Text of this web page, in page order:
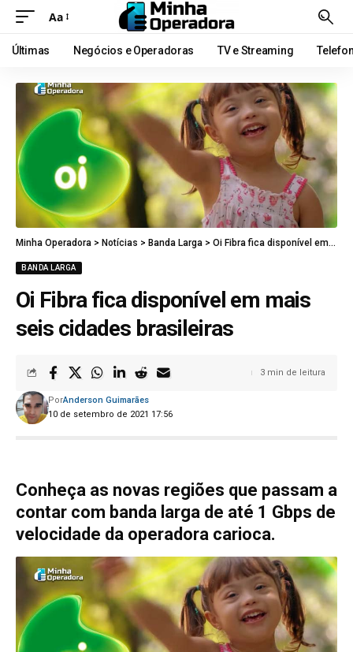
Aa
Últimas Negócios e Operadoras TV e Streaming
Minha Operadora > Notícias > Banda Larga > Oi Fibra fica disponível em mais seis cidades brasileiras
BANDA LARGA
Oi Fibra fica disponível em mais
seis cidades brasileiras
10 de setembro de 2021 17:56
PorAnderson Guimarães
3 min de leitura
Conheça as novas regiões que passam a
contar com banda larga de até 1 Gbps de
velocidade da operadora carioca.